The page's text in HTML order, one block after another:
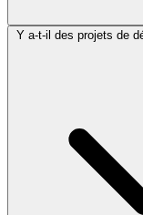
Y a-t-il des projets de